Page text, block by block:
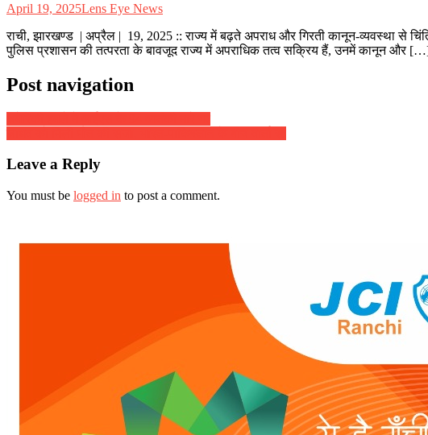
April 19, 2025Lens Eye News
राची, झारखण्ड | अप्रैल | 19, 2025 :: राज्य में बढ़ते अपराध और गिरती कानून-व्यवस्था से
पुलिस प्रशासन की तत्परता के बावजूद राज्य में अपराधिक तत्व सक्रिय हैं, उनमें कानून और
Post navigation
Leave a Reply
You must be logged in to post a comment.